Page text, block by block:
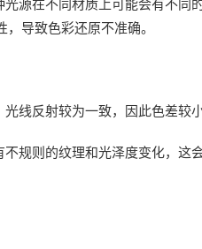
源在不同材质上可能会有不同
导致色彩还原不准确。
线反射较为一致，因此色差较小
规则的纹理和光泽度变化，这